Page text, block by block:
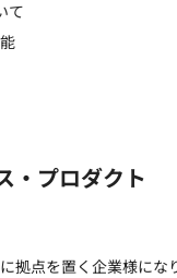
て
・プロダクト
拠点を置く企業様にな